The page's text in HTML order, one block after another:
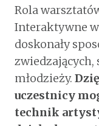
Rola
Interaktywne
doskonały
zwiedzających,
młodzieży.
uczestnicy
technik